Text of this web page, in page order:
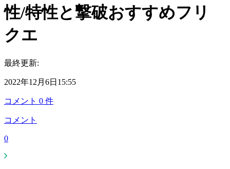
性/特性と撃破おすすめフリ
クエ
最終更新:
2022年12月6日15:55
コメント 0 件
コメント
0